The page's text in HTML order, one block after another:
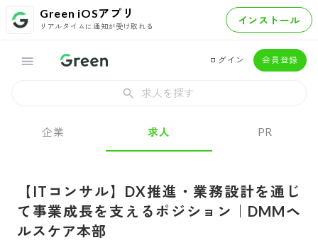
Green iOSアプリ
リアルタイムに通知が受け取れる インストール
ログイン 会員登録
求人を探す
企業 求人 PR
【ITコンサル】DX推進・業務設計を通じ
て事業成長を支えるポジション｜DMMヘ
ルスケア本部